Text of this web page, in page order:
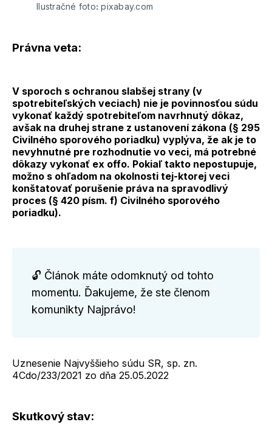
Ilustračné foto: pixabay.com
Právna veta:
V sporoch s ochranou slabšej strany (v
spotrebiteľských veciach) nie je povinnosťou súdu
vykonať každý spotrebiteľom navrhnutý dôkaz,
avšak na druhej strane z ustanovení zákona (§ 295
Civilného sporového poriadku) vyplýva, že ak je to
nevyhnutné pre rozhodnutie vo veci, má potrebné
dôkazy vykonať ex offo. Pokiaľ takto nepostupuje,
možno s ohľadom na okolnosti tej-ktorej veci
konštatovať porušenie práva na spravodlivý
proces (§ 420 písm. f) Civilného sporového
poriadku).
🔓 Článok máte odomknutý od tohto
momentu. Ďakujeme, že ste členom
komunikty Najprávo!
Uznesenie Najvyššieho súdu SR, sp. zn.
4Cdo/233/2021 zo dňa 25.05.2022
Skutkový stav: